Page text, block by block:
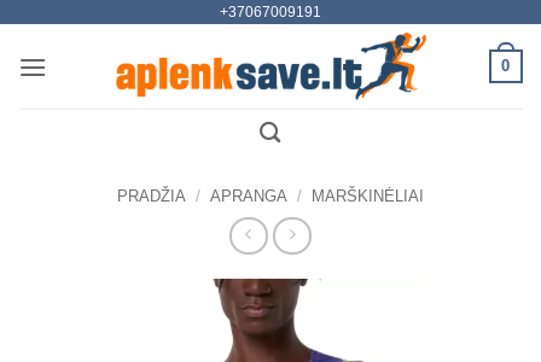
content
+37067009191
0
PRADŽIA / APRANGA / MARŠKINĖLIAI